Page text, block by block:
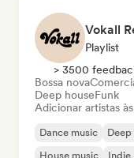
Vokall
Playlist
> 3500
Bossa nova
Deep houseFunk
Adicionar artistas
Dance music Deep
House music
Indie